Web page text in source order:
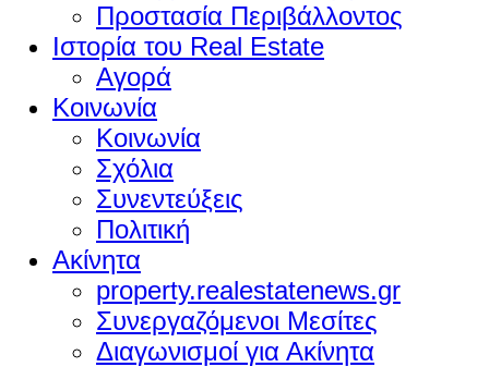
Προστασία Περιβάλλοντος
Ιστορία του Real Estate
Αγορά
Κοινωνία
Κοινωνία
Σχόλια
Συνεντεύξεις
Πολιτική
Ακίνητα
property.realestatenews.gr
Συνεργαζόμενοι Μεσίτες
Διαγωνισμοί για Ακίνητα